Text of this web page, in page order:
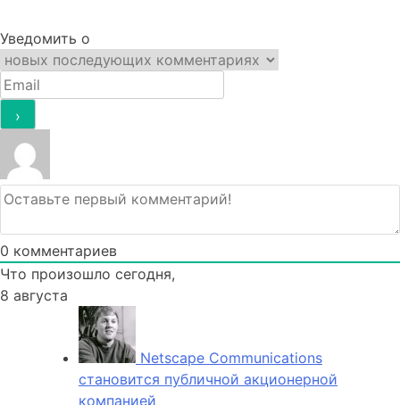
Уведомить о
0 комментариев
Что произошло сегодня,
8 августа
Netscape Communications
становится публичной акционерной
компанией